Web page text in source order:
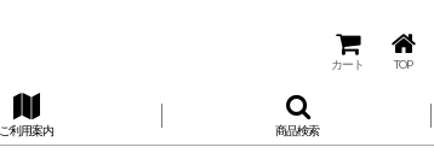
カート TOP
ご利用案内 商品検索